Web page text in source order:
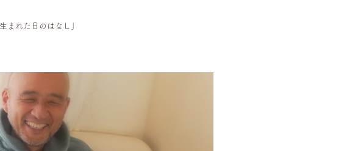
まれた日のはなし」